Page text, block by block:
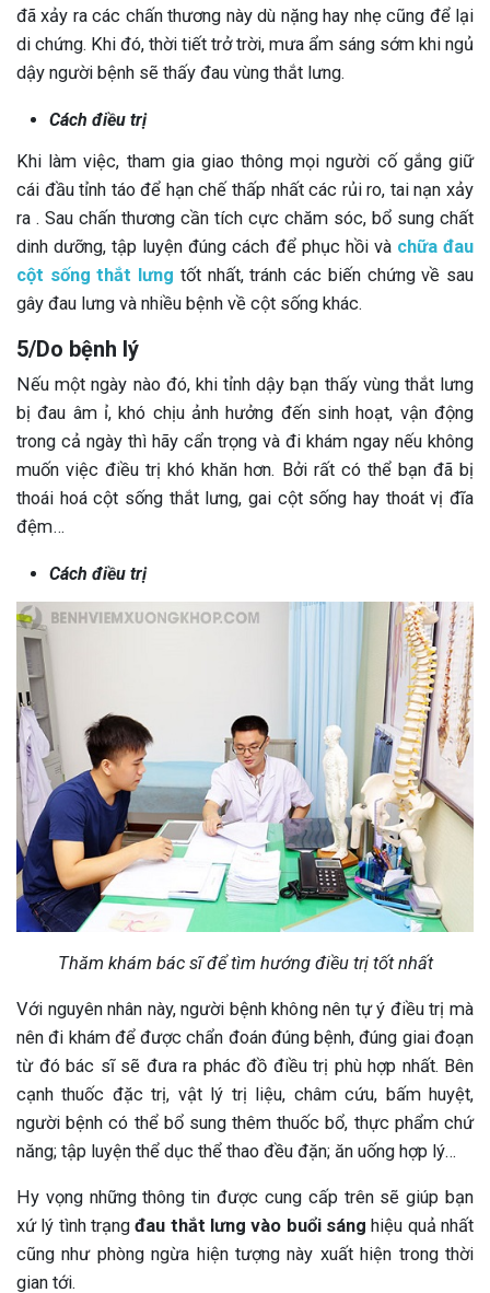
đã xảy ra các chấn thương này dù nặng hay nhẹ cũng để lại
di chứng. Khi đó, thời tiết trở trời, mưa ẩm sáng sớm khi ngủ
dậy người bệnh sẽ thấy đau vùng thắt lưng.
Cách điều trị
Khi làm việc, tham gia giao thông mọi người cố gắng giữ
cái đầu tỉnh táo để hạn chế thấp nhất các rủi ro, tai nạn xảy
ra . Sau chấn thương cần tích cực chăm sóc, bổ sung chất
dinh dưỡng, tập luyện đúng cách để phục hồi và chữa đau
cột sống thắt lưng tốt nhất, tránh các biến chứng về sau
gây đau lưng và nhiều bệnh về cột sống khác.
5/Do bệnh lý
Nếu một ngày nào đó, khi tỉnh dậy bạn thấy vùng thắt lưng
bị đau âm ỉ, khó chịu ảnh hưởng đến sinh hoạt, vận động
trong cả ngày thì hãy cẩn trọng và đi khám ngay nếu không
muốn việc điều trị khó khăn hơn. Bởi rất có thể bạn đã bị
thoái hoá cột sống thắt lưng, gai cột sống hay thoát vị đĩa
đệm…
Cách điều trị
Thăm khám bác sĩ để tìm hướng điều trị tốt nhất
Với nguyên nhân này, người bệnh không nên tự ý điều trị mà
nên đi khám để được chẩn đoán đúng bệnh, đúng giai đoạn
từ đó bác sĩ sẽ đưa ra phác đồ điều trị phù hợp nhất. Bên
cạnh thuốc đặc trị, vật lý trị liệu, châm cứu, bấm huyệt,
người bệnh có thể bổ sung thêm thuốc bổ, thực phẩm chứ
năng; tập luyện thể dục thể thao đều đặn; ăn uống hợp lý…
Hy vọng những thông tin được cung cấp trên sẽ giúp bạn
xứ lý tình trạngđau thắt lưng vào buổi sáng hiệu quả nhất
cũng như phòng ngừa hiện tượng này xuất hiện trong thời
gian tới.